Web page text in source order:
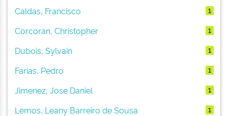
Caldas, Francisco 1
Corcoran, Christopher 1
Dubois, Sylvain 1
Farias, Pedro 1
Jimenez, Jose Daniel 1
Lemos, Leany Barreiro de Sousa 1